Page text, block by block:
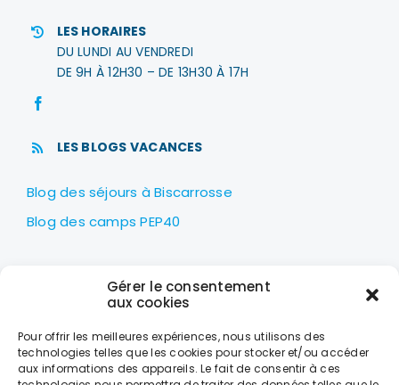
Gérer le consentement
aux cookies
Pour offrir les meilleures expériences, nous utilisons des
technologies telles que les cookies pour stocker et/ou accéder
aux informations des appareils. Le fait de consentir à ces
LES HORAIRES
DU LUNDI AU VENDREDI
DE 9H À 12H30 – DE 13H30 À 17H
LES BLOGS VACANCES
Blog des séjours à Biscarrosse
Blog des camps PEP40
LES PEP40
Centre nautique Jean Udaquiola
40600 BISCARROSSE